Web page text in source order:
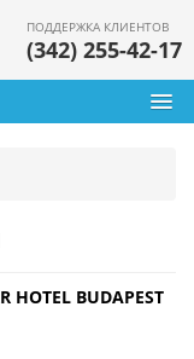
ПОДДЕРЖКА КЛИЕНТОВ
(342) 255-42-17
HOTEL BUDAPEST